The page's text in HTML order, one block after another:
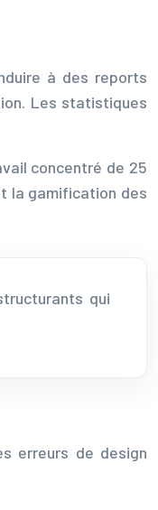
à des reports
Les statistiques
concentré de 25
la gamification des
qui
erreurs de design